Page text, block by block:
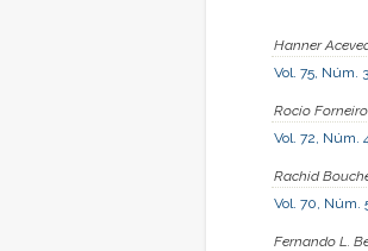
Hanner
Vol. 75, Núm.
Rocío
Vol. 72, Núm.
Rachid
Vol. 70, Núm.
Fernando L.